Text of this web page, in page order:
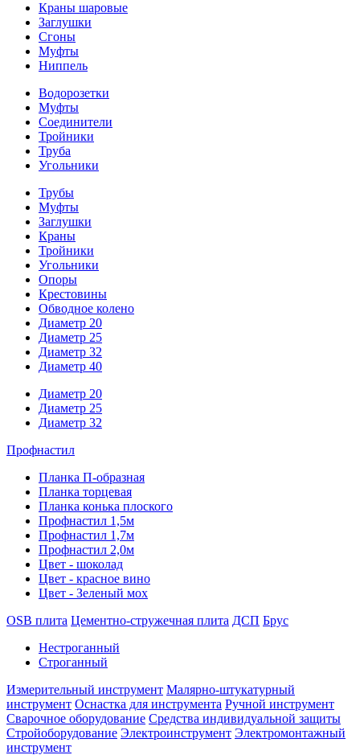
Краны шаровые
Заглушки
Сгоны
Муфты
Ниппель
Водорозетки
Муфты
Соединители
Тройники
Труба
Угольники
Трубы
Муфты
Заглушки
Краны
Тройники
Угольники
Опоры
Крестовины
Обводное колено
Диаметр 20
Диаметр 25
Диаметр 32
Диаметр 40
Диаметр 20
Диаметр 25
Диаметр 32
Профнастил
Планка П-образная
Планка торцевая
Планка конька плоского
Профнастил 1,5м
Профнастил 1,7м
Профнастил 2,0м
Цвет - шоколад
Цвет - красное вино
Цвет - Зеленый мох
OSB плита Цементно-стружечная плита ДСП Брус
Нестроганный
Строганный
Измерительный инструмент Малярно-штукатурный
инструмент Оснастка для инструмента Ручной инструмент
Сварочное оборудование Средства индивидуальной защиты
Стройоборудование Электроинструмент Электромонтажный
инструмент